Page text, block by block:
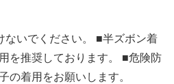
ないでください。 ■半ズボン着
を推奨しております。 ■危険防
の着用をお願いします。